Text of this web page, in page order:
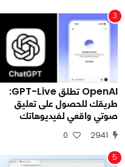
3
OpenAI تطلق GPT-Live:
طريقك للحصول على تعليق
صوتي واقعي لفيديوهاتك
2941
0
5